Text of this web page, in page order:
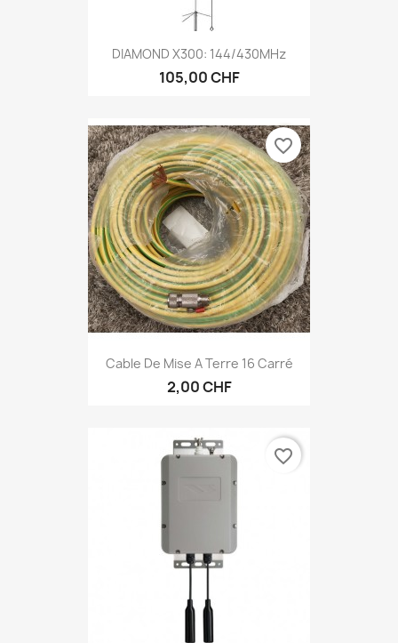
DIAMOND X300: 144/430MHz
105,00 CHF
Cable De Mise A Terre 16 Carré
2,00 CHF
favorite_border
favorite_border